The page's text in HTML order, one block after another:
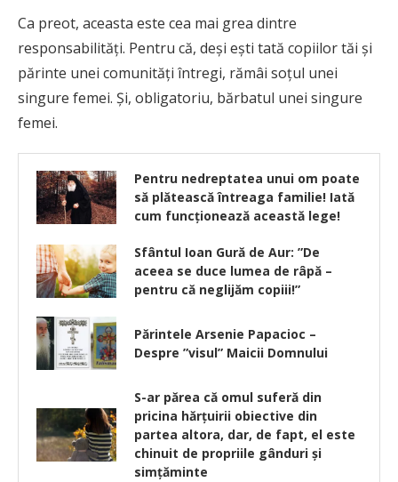
Ca preot, aceasta este cea mai grea dintre
responsabilităţi. Pentru că, deşi eşti tată copiilor tăi şi
părinte unei comunităţi întregi, rămâi soţul unei
singure femei. Şi, obligatoriu, bărbatul unei singure
femei.
Pentru nedreptatea unui om poate
să plătească întreaga familie! Iată
cum funcționează această lege!
Sfântul Ioan Gură de Aur: ”De
aceea se duce lumea de râpă –
pentru că neglijăm copiii!”
Părintele Arsenie Papacioc –
Despre ”visul” Maicii Domnului
S-ar părea că omul suferă din
pricina hărțuirii obiective din
partea altora, dar, de fapt, el este
chinuit de propriile gânduri și
simțăminte